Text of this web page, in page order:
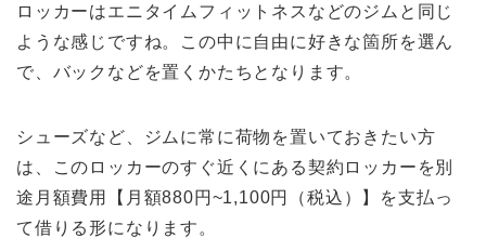
ロッカーはエニタイムフィットネスなどのジムと同じ
ような感じですね。この中に自由に好きな箇所を選ん
で、バックなどを置くかたちとなります。
シューズなど、ジムに常に荷物を置いておきたい方
は、このロッカーのすぐ近くにある契約ロッカーを別
途月額費用【月額880円~1,100円（税込）】を支払っ
て借りる形になります。